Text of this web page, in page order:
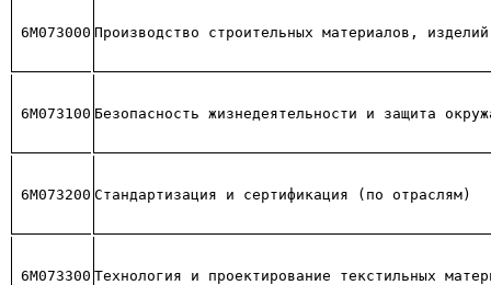
6М073000 Производство строительных материалов,
6М073100 Безопасность жизнедеятельности и защита
6М073200 Стандартизация и сертификация (по отраслям)
6М073300 Технология и проектирование текстильных